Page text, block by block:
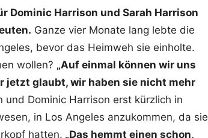
Dominic Harrison und Sarah Harrison
Ganze vier Monate lang lebte die
bevor das Heimweh sie einholte.
wollen? „Auf einmal können wir uns
jetzt glaubt, wir haben sie nicht mehr
und Dominic Harrison erst kürzlich in
in Los Angeles anzukommen, da sie
hatten. „Das hemmt einen schon,